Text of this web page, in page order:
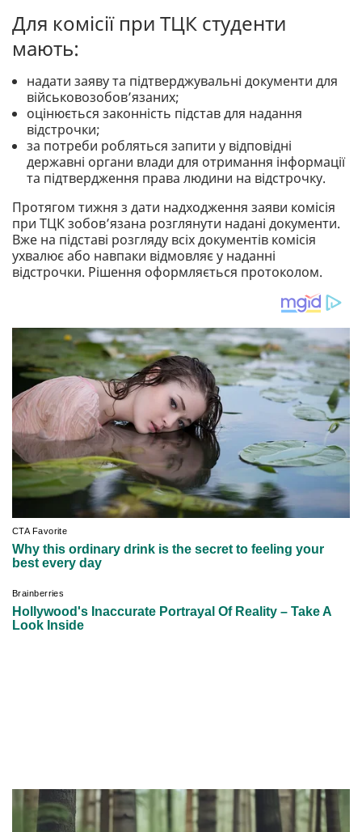
Для комісії при ТЦК студенти
мають:
надати заяву та підтверджувальні документи для
військовозобов’язаних;
оцінюється законність підстав для надання
відстрочки;
за потреби робляться запити у відповідні
державні органи влади для отримання інформації
та підтвердження права людини на відстрочку.
Протягом тижня з дати надходження заяви комісія
при ТЦК зобов’язана розглянути надані документи.
Вже на підставі розгляду всіх документів комісія
ухвалює або навпаки відмовляє у наданні
відстрочки. Рішення оформляється протоколом.